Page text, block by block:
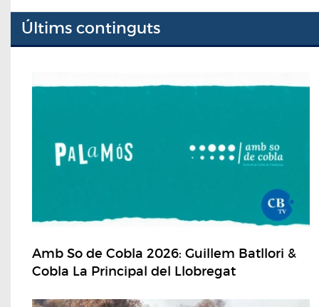
Últims continguts
Amb So de Cobla 2026: Guillem Batllori &
Cobla La Principal del Llobregat